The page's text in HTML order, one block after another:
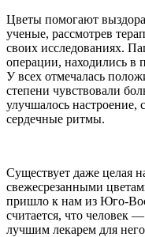
Цветы помогают
ученые, рассмотрев
своих исследованиях.
операции, находились в
У всех отмечалась
степени чувствовали
улучшалось настроение,
сердечные ритмы.
Существует даже целая
свежесрезанными
пришло к нам из Юго-
считается, что человек
лучшим лекарем для